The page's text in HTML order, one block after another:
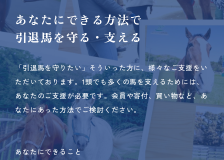
あなたにできる方法で
引退馬を守る・支える
「引退馬を守りたい」そういった方に、様々なご支援をい
ただいております。 1頭でも多くの馬を支えるためには、
あなたのご支援が必要です。 会員や寄付、買い物など、あ
なたにあった方法でご検討ください。
あなたにできること